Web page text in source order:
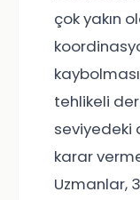
çok yakın
tehlikeli
seviyedeki
karar
Uzmanlar,